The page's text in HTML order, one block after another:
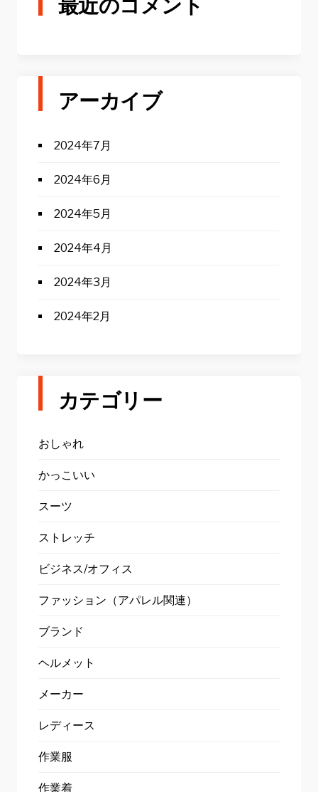
アーカイブ
2024年7月
2024年6月
2024年5月
2024年4月
2024年3月
2024年2月
カテゴリー
おしゃれ
かっこいい
スーツ
ストレッチ
ビジネス/オフィス
ファッション（アパレル関連）
ブランド
ヘルメット
メーカー
レディース
作業服
作業着